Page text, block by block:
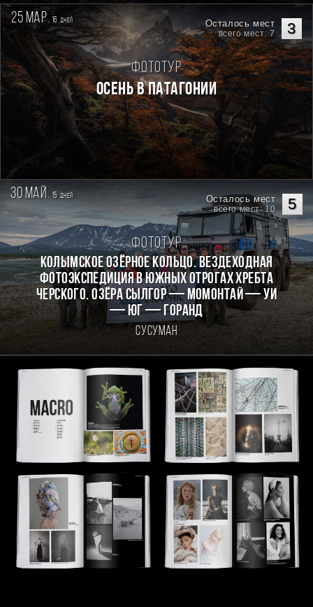
25 мар. 16дней 3
Осталось мест
всего мест: 7
Фототур
Осень в Патагонии
30 май. 15 дней 5
Осталось мест
всего мест: 10
Фототур
КОЛЫМСКОЕ ОЗЁРНОЕ КОЛЬЦО. Вездеходная
фотоэкспедиция в южных отрогах хребта
Черского. Озёра Сылгор — Момонтай — Уи
— Юг — Горанд
Сусуман